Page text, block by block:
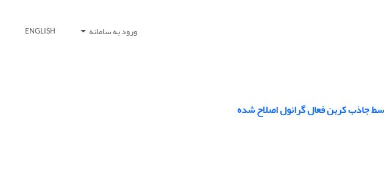
ورود به سامانه ENGLISH
جاذب کربن فعال گرانول اصلاح شده